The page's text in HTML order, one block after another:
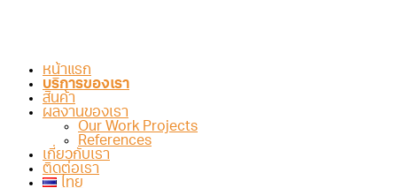
หน้าแรก
บริการของเรา
สินค้า
ผลงานของเรา
Our Work Projects
References
เกี่ยวกับเรา
ติดต่อเรา
ไทย